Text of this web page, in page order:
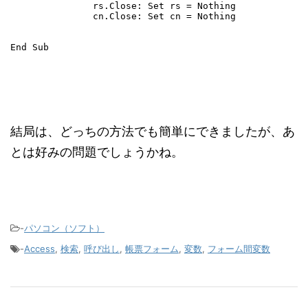
               rs.Close: Set rs = Nothing
               cn.Close: Set cn = Nothing
結局は、どっちの方法でも簡単にできましたが、あ
とは好みの問題でしょうかね。
-パソコン（ソフト）
-Access, 検索, 呼び出し, 帳票フォーム, 変数, フォーム間変数